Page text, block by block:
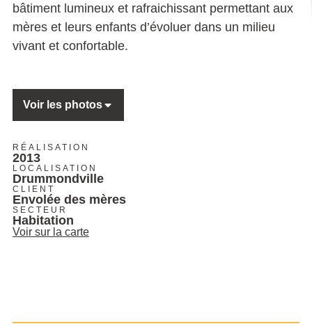
bâtiment lumineux et rafraichissant permettant aux
mères et leurs enfants d’évoluer dans un milieu
vivant et confortable.
Voir les photos
RÉALISATION
2013
LOCALISATION
Drummondville
CLIENT
Envolée des mères
SECTEUR
Habitation
Voir sur la carte